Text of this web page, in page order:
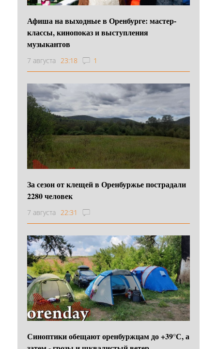
Афиша на выходные в Оренбурге: мастер-
классы, кинопоказ и выступления
музыкантов
7 августа 23:18 1
За сезон от клещей в Оренбуржье пострадали
2280 человек
7 августа 22:31
Синоптики обещают оренбуржцам до +39°С, а